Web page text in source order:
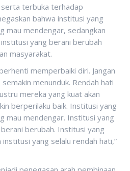
terbuka terhadap
bahwa institusi yang
mau mendengar, sedangkan
yang berani berubah
masyarakat.
memperbaiki diri. Jangan
menunduk. Rendah hati
mereka yang kuat akan
berperilaku baik. Institusi yang
mau mendengar. Institusi yang
berubah. Institusi yang
yang selalu rendah hati,”